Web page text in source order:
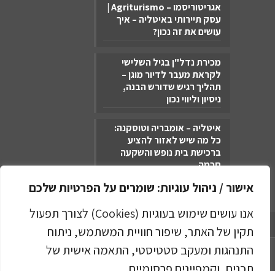
אישור / ניהול עוגיות: שומרים על הפרטיות שלכם
אנו עושים שימוש בעוגיות (Cookies) לצורך תפעול
תקין של האתר, שיפור חוויית המשתמש, ניתוח
התנהגות ומעקב סטטיסטי, התאמה אישית של
אגריטוריסמו – Agriturismo |
עסק תיירותי באיטליה – איך
עושים את זה נכון?
מכירת נדל"ן בגיל השלישי
לקראת מעבר לדיור מוגן –
תהליך רגיש שדורש הבנה,
ניסיון וליווי נכון
איטליה – אומבריה וטוסקנה:
כל מה שיש לאזור להציע
ברכישת בית נופש והשקעה
חכמה